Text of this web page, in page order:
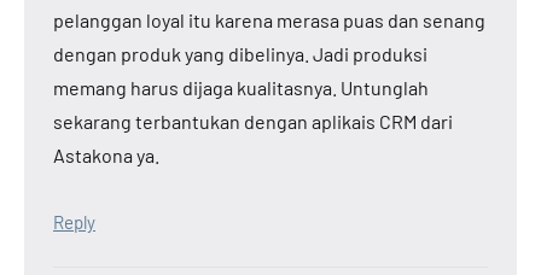
pelanggan loyal itu karena merasa puas dan senang
dengan produk yang dibelinya. Jadi produksi
memang harus dijaga kualitasnya. Untunglah
sekarang terbantukan dengan aplikais CRM dari
Astakona ya.
Reply